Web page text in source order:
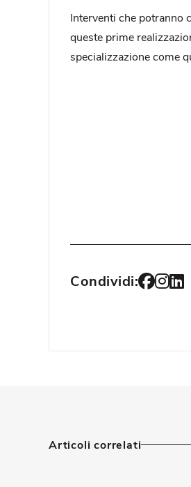
Interventi che potranno
queste prime
specializzazione come
Condividi:
Articoli correlati